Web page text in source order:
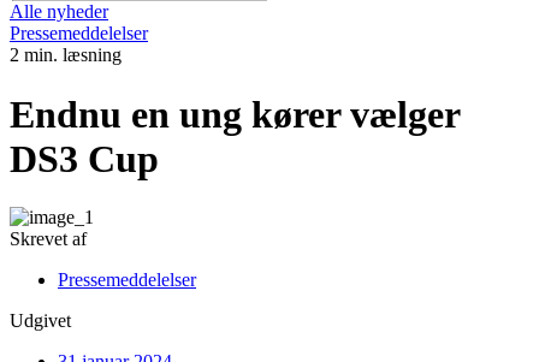
Alle nyheder
Pressemeddelelser
2 min. læsning
Endnu en ung kører vælger
DS3 Cup
Skrevet af
Pressemeddelelser
Udgivet